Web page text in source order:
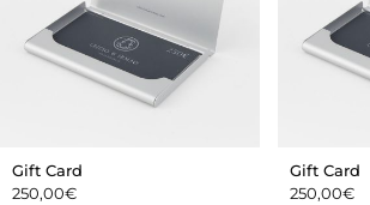
Gift Card
250,00€
Gift Card
250,00€